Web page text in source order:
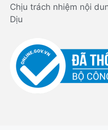
Chịu trách nhiệm nội
Dịu